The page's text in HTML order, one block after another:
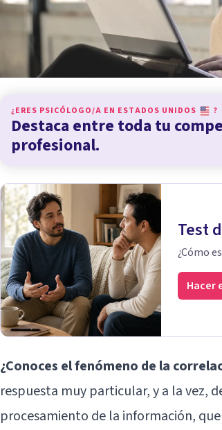
¿ERES PSICÓLOGO/A EN ESTADOS UNIDOS ?
Destaca entre toda tu
profesional.
Test
¿Cómo
Hacer
¿Conoces el fenómeno de la
respuesta muy particular, y a la vez,
procesamiento de la información,